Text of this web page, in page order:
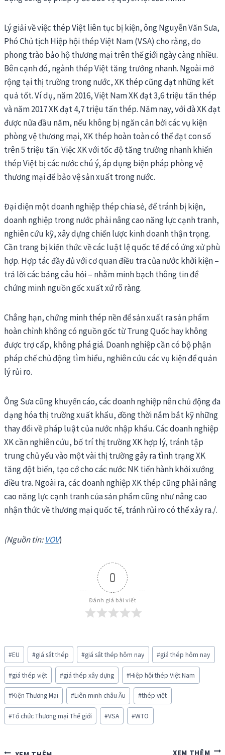
Lý giải về việc thép Việt liên tục bị kiện, ông Nguyễn Văn Sưa,
Phó Chủ tịch Hiệp hội thép Việt Nam (VSA) cho rằng, do
phong trào bảo hộ thương mại trên thế giới ngày càng nhiều.
Bên cạnh đó, ngành thép Việt tăng trưởng nhanh. Ngoài mở
rộng tại thị trường trong nước, XK thép cũng đạt những kết
quả tốt. Ví dụ, năm 2016, Việt Nam XK đạt 3,6 triệu tấn thép
và năm 2017 XK đạt 4,7 triệu tấn thép. Năm nay, với đà XK đạt
được nửa đầu năm, nếu không bị ngăn cản bởi các vụ kiện
phòng vệ thương mại, XK thép hoàn toàn có thể đạt con số
trên 5 triệu tấn. Việc XK với tốc độ tăng trưởng nhanh khiến
thép Việt bị các nước chú ý, áp dụng biện pháp phòng vệ
thương mại để bảo vệ sản xuất trong nước.
Đại diện một doanh nghiệp thép chia sẻ, để tránh bị kiện,
doanh nghiệp trong nước phải nâng cao năng lực cạnh tranh,
nghiên cứu kỹ, xây dựng chiến lược kinh doanh thận trọng.
Cần trang bị kiến thức về các luật lệ quốc tế để có ứng xử phù
hợp. Hợp tác đầy đủ với cơ quan điều tra của nước khởi kiện –
trả lời các bảng câu hỏi – nhằm minh bạch thông tin để
chứng minh nguồn gốc xuất xứ rõ ràng.
Chẳng hạn, chứng minh thép nền để sản xuất ra sản phẩm
hoàn chỉnh không có nguồn gốc từ Trung Quốc hay không
được trợ cấp, không phá giá. Doanh nghiệp cần có bộ phận
pháp chế chủ động tìm hiểu, nghiên cứu các vụ kiện để quản
lý rủi ro.
Ông Sưa cũng khuyến cáo, các doanh nghiệp nên chủ động đa
dạng hóa thị trường xuất khẩu, đồng thời nắm bắt kỹ những
thay đổi về pháp luật của nước nhập khẩu. Các doanh nghiệp
XK cần nghiên cứu, bố trí thị trường XK hợp lý, tránh tập
trung chủ yếu vào một vài thị trường gây ra tình trạng XK
tăng đột biến, tạo cớ cho các nước NK tiến hành khởi xướng
điều tra. Ngoài ra, các doanh nghiệp XK thép cũng phải nâng
cao năng lực cạnh tranh của sản phẩm cũng như nâng cao
nhận thức về thương mại quốc tế, tránh rủi ro có thể xảy ra./.
(Nguồn tin:VOV)
0
Đánh giá bài viết
Post
Tags:
#EU #giá sắt thép #giá sắt thép hôm nay #giá thép hôm nay
#giá thép việt #giá thép xây dựng #Hiệp hội thép Việt Nam
#Kiện Thương Mại #Liên minh châu Âu #thép việt
#Tổ chức Thương mại Thế giới #VSA #WTO